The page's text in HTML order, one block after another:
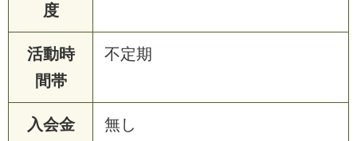
度
活動時
間帯
不定期
入会金
無し